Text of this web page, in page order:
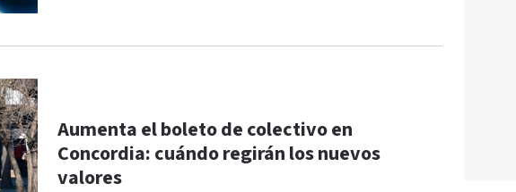
Aumenta el boleto de colectivo en
Concordia: cuándo regirán los nuevos
valores